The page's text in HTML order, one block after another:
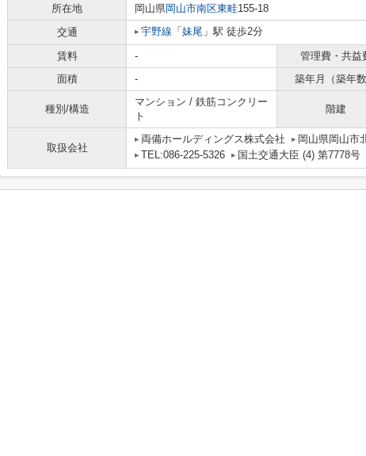
所在地 岡山県岡山市南区東畦155-18
交通
宇野線 「 妹尾 」駅 徒歩2分
賃料 - 管理費・共益
面積
- 築年月（築年数
種別/構造
マンション / 鉄筋コンクリー
ト
階建
取扱会社
両備ホールディングス株式会社
岡山県岡山市
TEL:086-225-5326
国土交通大臣 (4) 第7778号